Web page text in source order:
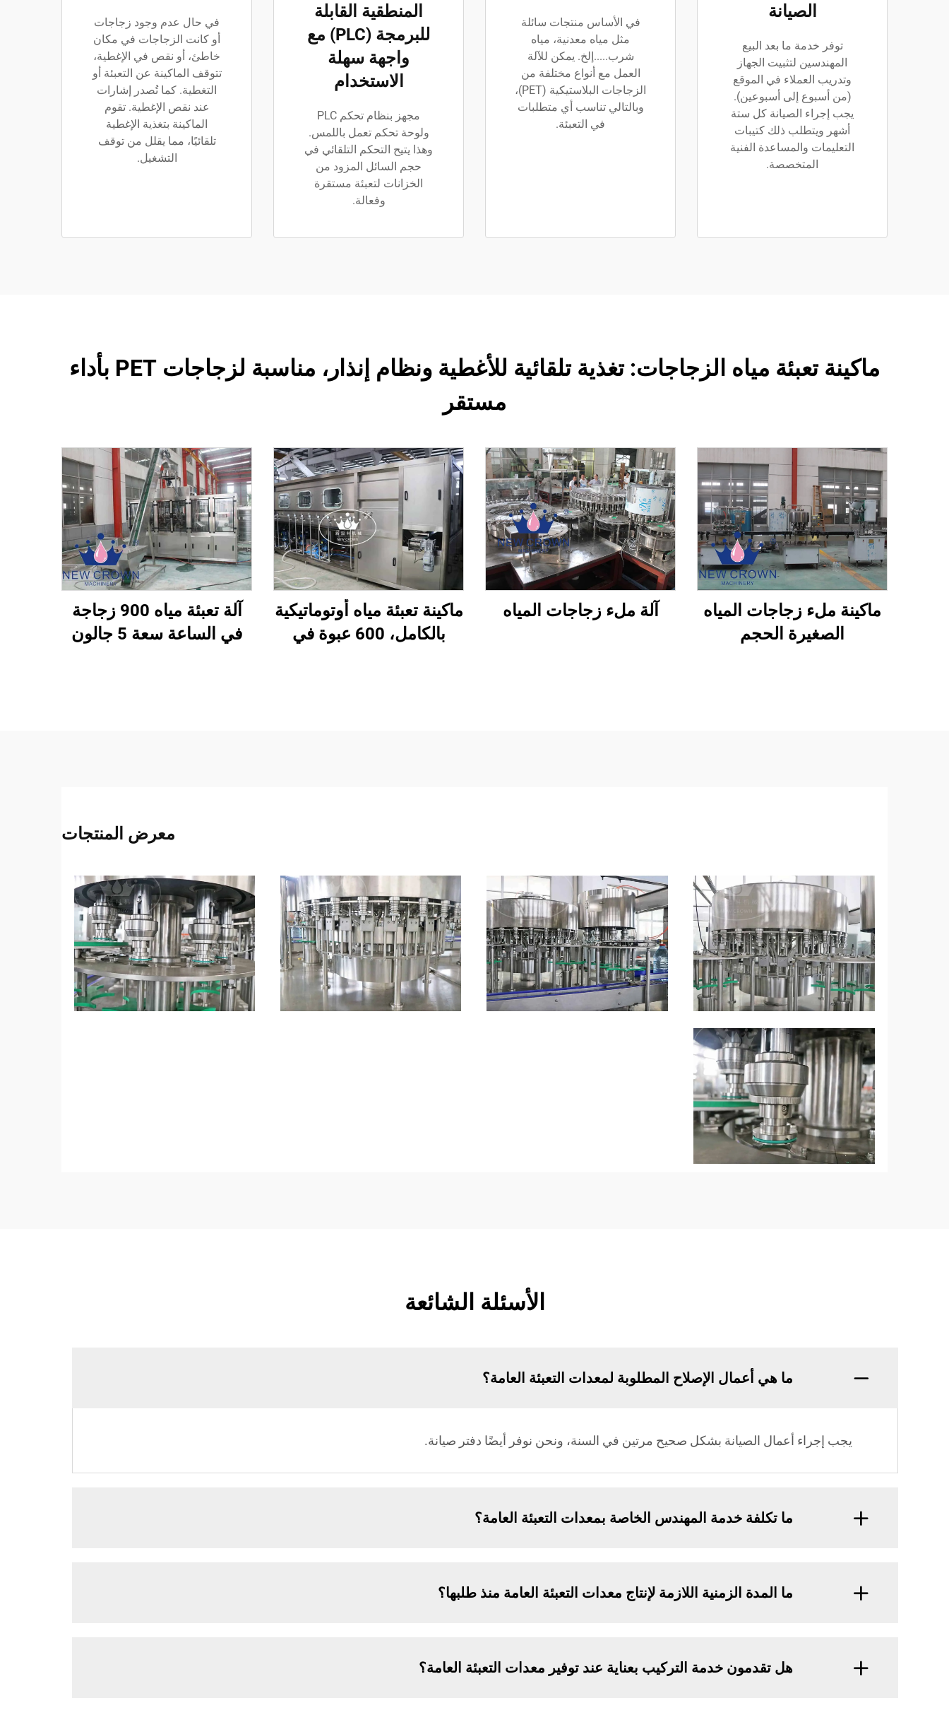
الصيانة
توفر خدمة ما بعد البيع
المهندسين لتثبيت الجهاز
وتدريب العملاء في الموقع
(من أسبوع إلى أسبوعين).
يجب إجراء الصيانة كل ستة
أشهر ويتطلب ذلك كتيبات
التعليمات والمساعدة الفنية
المتخصصة.
في الأساس منتجات سائلة
مثل مياه معدنية، مياه
شرب.....إلخ. يمكن للآلة
العمل مع أنواع مختلفة من
الزجاجات البلاستيكية (PET)،
وبالتالي تناسب أي متطلبات
في التعبئة.
المنطقية القابلة
للبرمجة (PLC) مع
واجهة سهلة
الاستخدام
مجهز بنظام تحكم PLC
ولوحة تحكم تعمل باللمس.
وهذا يتيح التحكم التلقائي في
حجم السائل المزود من
الخزانات لتعبئة مستقرة
وفعالة.
في حال عدم وجود زجاجات
أو كانت الزجاجات في مكان
خاطئ، أو نقص في الإغطية،
تتوقف الماكينة عن التعبئة أو
التغطية. كما تُصدر إشارات
عند نقص الإغطية. تقوم
الماكينة بتغذية الإغطية
تلقائيًا، مما يقلل من توقف
التشغيل.
ماكينة تعبئة مياه الزجاجات: تغذية تلقائية للأغطية ونظام إنذار، مناسبة لزجاجات PET بأداء
مستقر
ماكينة ملء زجاجات المياه
الصغيرة الحجم
آلة ملء زجاجات المياه
ماكينة تعبئة مياه أوتوماتيكية
بالكامل، 600 عبوة في
آلة تعبئة مياه 900 زجاجة
في الساعة سعة 5 جالون
معرض المنتجات
الأسئلة الشائعة
ما هي أعمال الإصلاح المطلوبة لمعدات التعبئة العامة؟
يجب إجراء أعمال الصيانة بشكل صحيح مرتين في السنة، ونحن نوفر أيضًا دفتر صيانة.
ما تكلفة خدمة المهندس الخاصة بمعدات التعبئة العامة؟
ما المدة الزمنية اللازمة لإنتاج معدات التعبئة العامة منذ طلبها؟
هل تقدمون خدمة التركيب بعناية عند توفير معدات التعبئة العامة؟